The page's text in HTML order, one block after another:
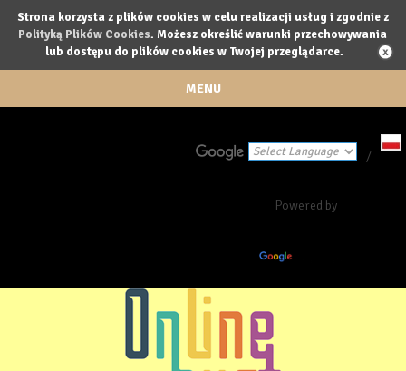
Strona korzysta z plików cookies w celu realizacji usług i zgodnie z
Polityką Plików Cookies. Możesz określić warunki przechowywania
lub dostępu do plików cookies w Twojej przeglądarce.
MENU
Powered by
/